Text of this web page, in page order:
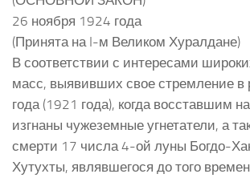
26 ноября 1924 года
(Принята на I-м Великом Хуралдане)
В соответствии с интересами
масс, выявивших свое стремление в
года (1921 года), когда восставшим
изгнаны чужеземные угнетатели, а
смерти 17 числа 4-ой луны Богдо-
Хутухты, являвшегося до того